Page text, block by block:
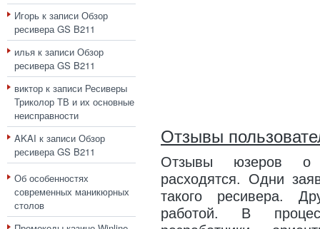
Игорь к записи Обзор
ресивера GS B211
илья к записи Обзор
ресивера GS B211
виктор к записи Ресиверы
Триколор ТВ и их основные
неисправности
AKAI к записи Обзор
ресивера GS B211
Об особенностях
современных маникюрных
столов
Отзывы
Отзывы юзеров о
расходятся. Одни
такого ресивера.
работой. В